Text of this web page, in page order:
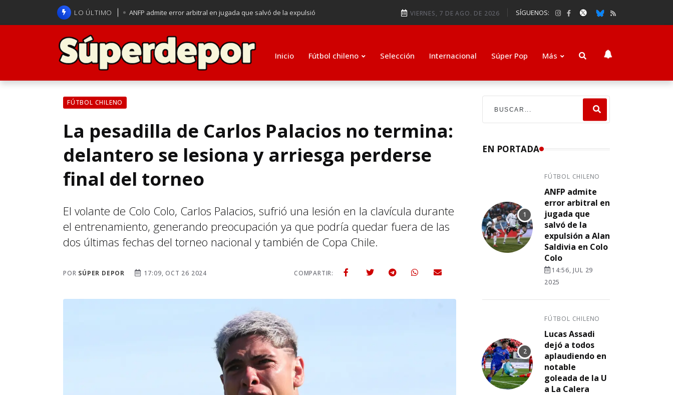
LO ÚLTIMO ANFP admite error arbitral en jugada que salvó de la expulsió
La U se aferra a la esperanza de clasificar a octavos de
Brasil anuncia a Carlo Ancelotti como su nuevo entrenador para
VIERNES, 7 DE AGO. DE 2026 SÍGUENOS:
Inicio Fútbol chileno Selección Internacional Súper Pop Más
FÚTBOL CHILENO
La pesadilla de Carlos Palacios no termina:
delantero se lesiona y arriesga perderse
final del torneo
El volante de Colo Colo, Carlos Palacios, sufrió una lesión en la clavícula durante
el entrenamiento, generando preocupación ya que podría quedar fuera de las
dos últimas fechas del torneo nacional y también de Copa Chile.
POR SÚPER DEPOR 17:09, OCT 26 2024 COMPARTIR:
EN PORTADA
FÚTBOL CHILENO
ANFP admite
error arbitral en
jugada que
salvó de la
expulsión a Alan
Saldivia en Colo
Colo
14:56, JUL 29
2025
FÚTBOL CHILENO
Lucas Assadi
dejó a todos
aplaudiendo en
notable
goleada de la U
a La Calera